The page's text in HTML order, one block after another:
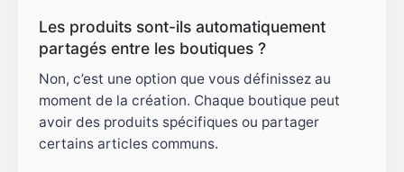
Les produits sont-ils automatiquement
partagés entre les boutiques ?
Non, c’est une option que vous définissez au
moment de la création. Chaque boutique peut
avoir des produits spécifiques ou partager
certains articles communs.